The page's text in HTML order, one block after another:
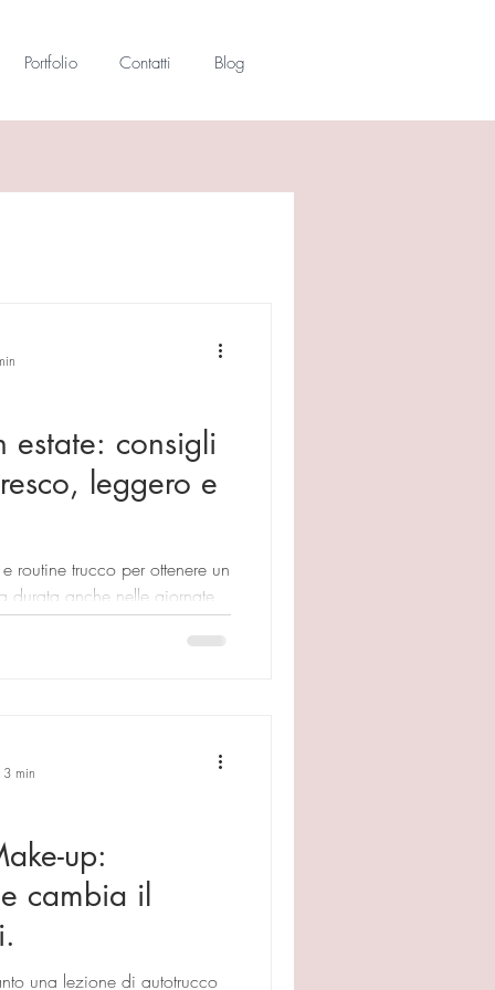
Portfolio Contatti Blog
estate: consigli
leggero e
routine trucco per ottenere un
durata anche nelle giornate
up:
cambia il
una lezione di autotrucco
min